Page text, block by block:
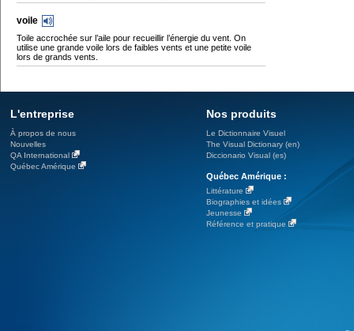
voile
Toile accrochée sur l’aile pour recueillir l’énergie du vent. On
utilise une grande voile lors de faibles vents et une petite voile
lors de grands vents.
L'entreprise
À propos de nous
Nouvelles
QA International
Québec Amérique
Nos produits
Le Dictionnaire Visuel
The Visual Dictionary (en)
Diccionario Visual (es)
Québec Amérique :
Littérature
Biographies et idées
Jeunesse
Référence et pratique